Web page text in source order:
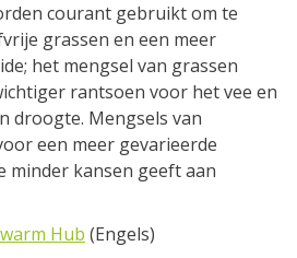
courant gebruikt om te
grassen en een meer
het mengsel van grassen
rantsoen voor het vee en
droogte. Mengsels van
een meer gevarieerde
minder kansen geeft aan
Hub (Engels)